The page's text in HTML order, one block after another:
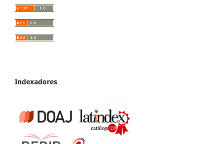
Indexadores